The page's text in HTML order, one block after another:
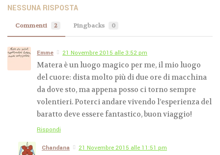
NESSUNA RISPOSTA
Commenti 2 Pingbacks 0
Emme 21 Novembre 2015 alle 3:52 pm
Matera è un luogo magico per me, il mio luogo
del cuore: dista molto più di due ore di macchina
da dove sto, ma appena posso ci torno sempre
volentieri. Poterci andare vivendo l’esperienza del
baratto deve essere fantastico, buon viaggio!
Rispondi
Chandana 21 Novembre 2015 alle 11:51 pm